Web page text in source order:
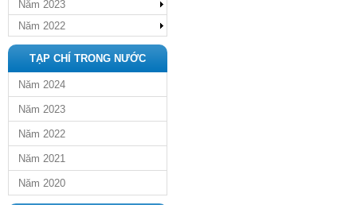
Năm 2023
Năm 2022
TẠP CHÍ TRONG NƯỚC
Năm 2024
Năm 2023
Năm 2022
Năm 2021
Năm 2020